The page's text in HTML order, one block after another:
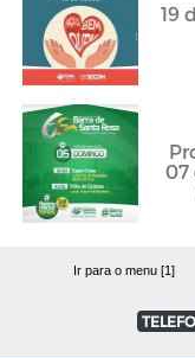
19
07
Ir para o menu [1]